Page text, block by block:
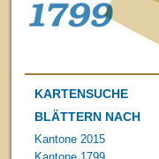
KARTENSUCHE
BLÄTTERN NACH
Kantone 2015